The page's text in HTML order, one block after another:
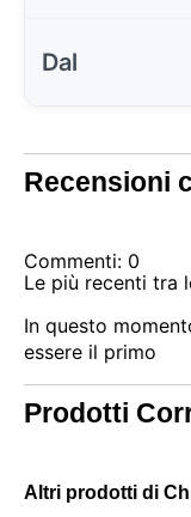
Dal
Recensioni
Commenti: 0
Le più recenti tra
In questo
essere il primo
Prodotti
Altri prodotti di
accedere al tuo
mantenere la
utenti, migliorare
necessari. Puoi
selezionare i